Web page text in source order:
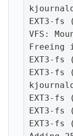
EXT3-fs
VFS:
Freeing
EXT3-
EXT3-fs
EXT3-
EXT3-fs
EXT3-fs